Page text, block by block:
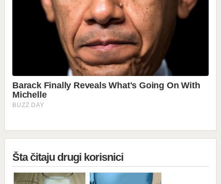
Šta čitaju drugi korisnici